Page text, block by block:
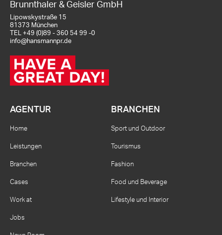
Brunnthaler & Geisler GmbH
Lipowskystraße 15
81373 München
TEL +49 (0)89 - 360 54 99 -0
info@hansmannpr.de
AGENTUR
Home
Leistungen
Branchen
Cases
Work at
Jobs
BRANCHEN
Sport und Outdoor
Tourismus
Fashion
Food und Beverage
Lifestyle und Interior